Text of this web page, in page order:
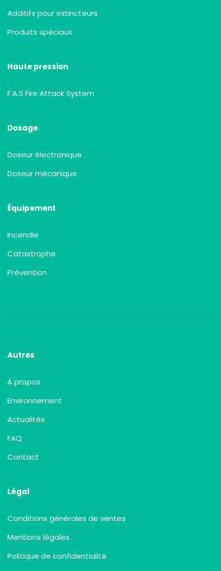
Additifs pour extincteurs
Produits spéciaux
Haute pression
F.A.S Fire Attack System
Dosage
Doseur électronique
Doseur mécanique
Équipement
Incendie
Catastrophe
Prévention
Autres
À propos
Environnement
Actualités
FAQ
Contact
Légal
Conditions générales de ventes
Mentions légales
Politique de confidentialité